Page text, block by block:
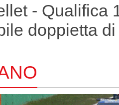
- Qualifica
doppietta